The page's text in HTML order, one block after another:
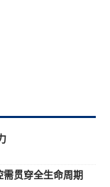
需贯穿全生命周期